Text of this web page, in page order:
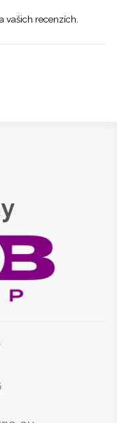
vašich recenzích.